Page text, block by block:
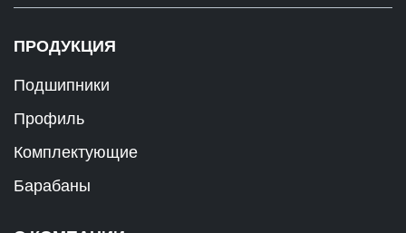
ПРОДУКЦИЯ
Подшипники
Профиль
Комплектующие
Барабаны